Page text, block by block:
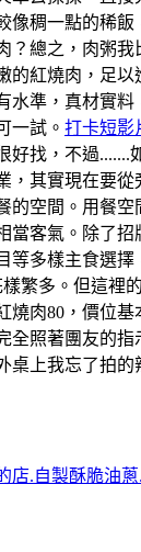
像稠一點的稀飯
？總之，肉粥
的紅燒肉，足
水準，真材實料
一試。 打卡短影
好找，不過.......
，其實現在要從
的空間。用餐空
當客氣。除了招
等多樣主食選擇
繁多。但這裡
燒肉80，價位
全照著團友的
桌上我忘了拍
店.自製酥脆油